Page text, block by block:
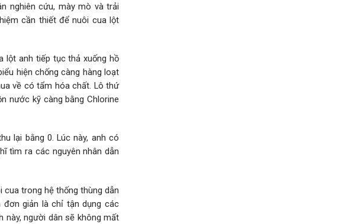
nghiên cứu, mày mò và trải
cần thiết để nuôi cua lột
lột anh tiếp tục thả xuống hồ
hiện chống càng hàng loạt
về có tẩm hóa chất. Lô thứ
nước kỹ càng bằng Chlorine
lại bằng 0. Lúc này, anh có
tìm ra các nguyên nhân dẫn
cua trong hệ thống thùng dẫn
đơn giản là chỉ tận dụng các
này, người dân sẽ không mất